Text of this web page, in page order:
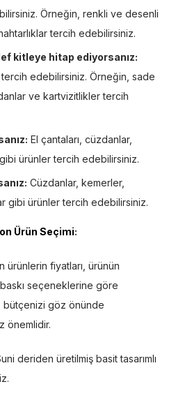
Örneğin, renkli ve desenli
tercih edebilirsiniz.
kitleye hitap ediyorsanız:
tercih edebilirsiniz. Örneğin, sade
ve kartvizitlikler tercih
El çantaları, cüzdanlar,
ürünler tercih edebilirsiniz.
Cüzdanlar, kemerler,
gibi ürünler tercih edebilirsiniz.
Ürün Seçimi:
fiyatları, ürünün
seçeneklerine göre
bütçenizi göz önünde
önemlidir.
deriden üretilmiş basit tasarımlı